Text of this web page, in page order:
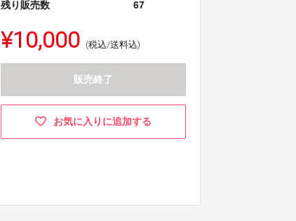
残り販売数 67
¥10,000 (税込/送料込)
販売終了
お気に入りに追加する